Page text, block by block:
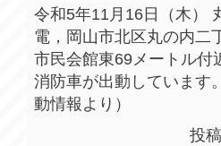
令和5年11月16日（木）
電，岡山市北区丸の内二
市民会館東69メートル付
消防車が出動していま
動情報より）
投